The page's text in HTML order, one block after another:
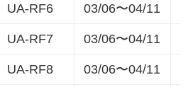
UA-RF6 03/06〜04/11
UA-RF7 03/06〜04/11
UA-RF8 03/06〜04/11